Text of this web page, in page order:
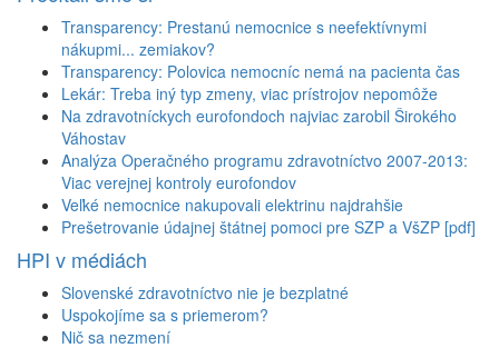
Transparency: Prestanú nemocnice s neefektívnymi
nákupmi... zemiakov?
Transparency: Polovica nemocníc nemá na pacienta čas
Lekár: Treba iný typ zmeny, viac prístrojov nepomôže
Na zdravotníckych eurofondoch najviac zarobil Širokého
Váhostav
Analýza Operačného programu zdravotníctvo 2007-2013:
Viac verejnej kontroly eurofondov
Veľké nemocnice nakupovali elektrinu najdrahšie
Prešetrovanie údajnej štátnej pomoci pre SZP a VšZP [pdf]
HPI v médiách
Slovenské zdravotníctvo nie je bezplatné
Uspokojíme sa s priemerom?
Nič sa nezmení